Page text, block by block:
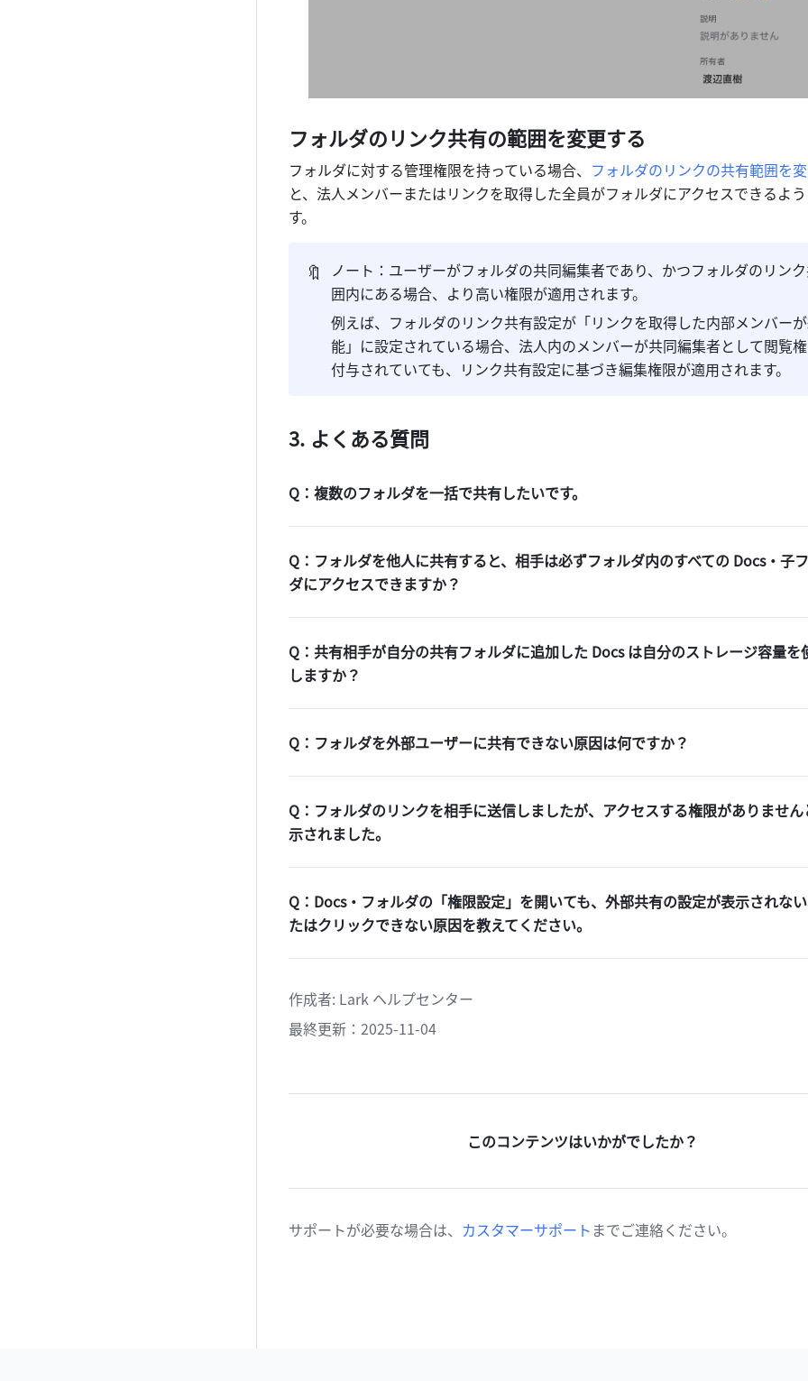
フォルダのリンク共有の範囲を変更する
フォルダに対する管理権限を持っている場合、 フォルダのリンクの共有範囲を
と、法人メンバーまたはリンクを取得した全員がフォルダにアクセスできるよ
す。
🔖
ノート：ユーザーがフォルダの共同編集者であり、かつフォルダのリン
囲内にある場合、より高い権限が適用されます。
例えば、フォルダのリンク共有設定が「リンクを取得した内部メンバー
能」に設定されている場合、法人内のメンバーが共同編集者として閲覧
付与されていても、リンク共有設定に基づき編集権限が適用されます。
よくある質問
Q：複数のフォルダを一括で共有したいです。
Q：フォルダを他人に共有すると、相手は必ずフォルダ内のすべての Docs・子
ダにアクセスできますか？
Q：共有相手が自分の共有フォルダに追加した Docs は自分のストレージ容量を
しますか？
Q：フォルダを外部ユーザーに共有できない原因は何ですか？
Q：フォルダのリンクを相手に送信しましたが、アクセスする権限がありません
示されました。
Q：Docs・フォルダの「権限設定」を開いても、外部共有の設定が表示されな
たはクリックできない原因を教えてください。
作成者: Lark ヘルプセンター
最終更新：2025-11-04
このコンテンツはいかがでしたか？
サポートが必要な場合は、 カスタマーサポート までご連絡ください。